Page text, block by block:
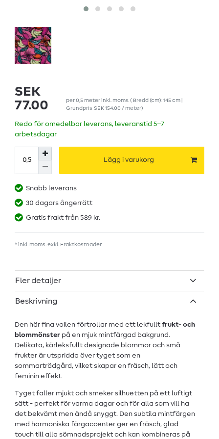
SEK
77.00
per0,5 meterinkl. moms. ( Bredd (cm): 145 cm |
GrundprisSEK 154.00 / meter)
Redo för omedelbar leverans, leveranstid 5–7
arbetsdagar
Lägg i varukorg
Snabb leverans
30 dagars ångerrätt
Gratis frakt från 589 kr.
* inkl. moms. exkl. Fraktkostnader
Fler detaljer
Beskrivning
Den här fina voilen förtrollar med ett lekfullt frukt- och
blommönster på en mjuk mintfärgad bakgrund.
Delikata, kärleksfullt designade blommor och små
frukter är utspridda över tyget som en
sommarträdgård, vilket skapar en fräsch, lätt och
feminin effekt.
Tyget faller mjukt och smeker silhuetten på ett luftigt
sätt - perfekt för varma dagar och för alla som vill ha
det bekvämt men ändå snyggt. Den subtila mintfärgen
med harmoniska färgaccenter ger en fräsch, glad
touch till alla sömnadsprojekt och kan kombineras på